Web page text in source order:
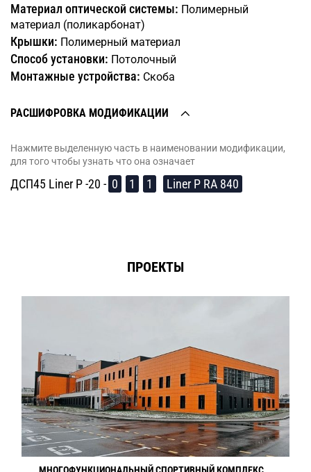
Материал оптической системы: Полимерный
материал (поликарбонат)
Крышки: Полимерный материал
Способ установки: Потолочный
Монтажные устройства: Скоба
РАСШИФРОВКА МОДИФИКАЦИИ
Нажмите выделенную часть в наименовании модификации,
для того чтобы узнать что она означает
ДСП45 Liner P -20 - 0 1 1 Liner P RA 840
ПРОЕКТЫ